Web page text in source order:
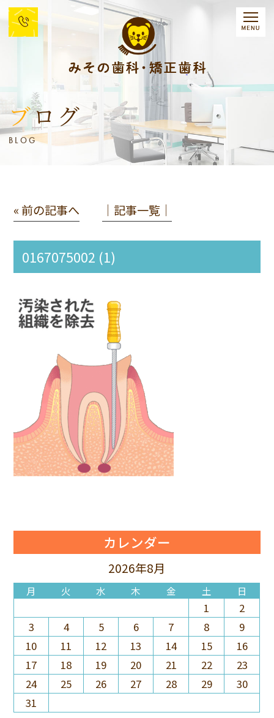
ブログ
BLOG
« 前の記事へ │記事一覧│
0167075002 (1)
カレンダー
2026年8月
月 火 水 木 金 土 日
1
2
3
4 5 6 7 8
9
10
11 12 13 14 15
16
17
18 19 20 21 22
23
24
25 26 27 28 29
30
31